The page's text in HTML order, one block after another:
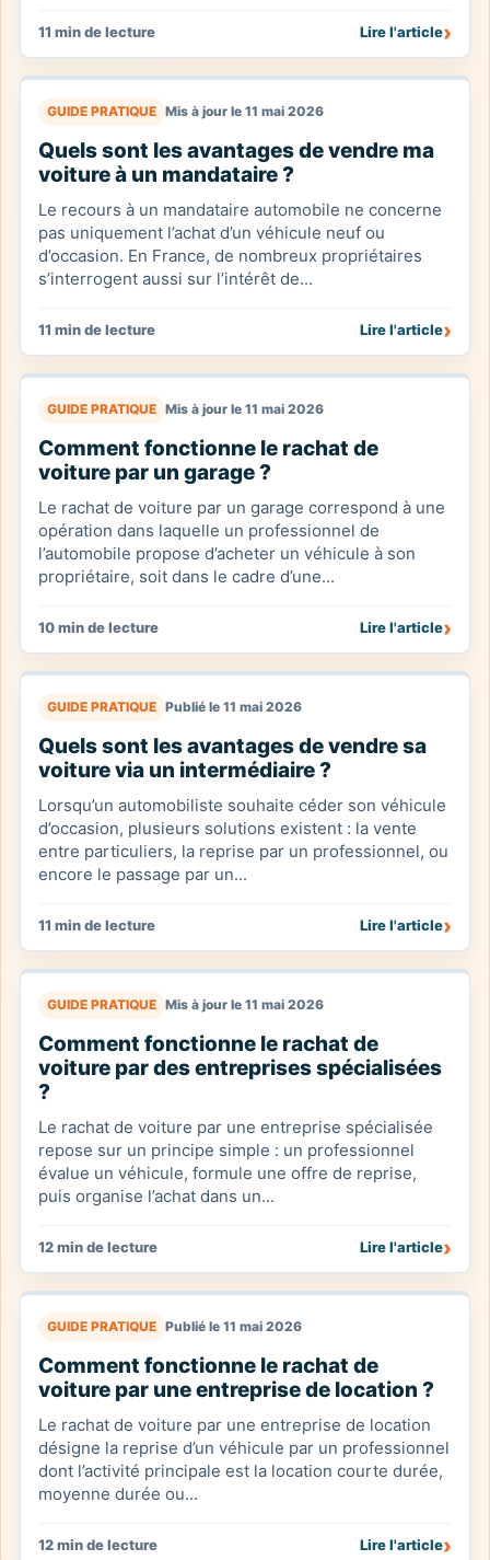
11 min de lecture Lire l'article›
GUIDE PRATIQUE Mis à jour le 11 mai 2026
Quels sont les avantages de vendre ma
voiture à un mandataire ?
Le recours à un mandataire automobile ne concerne
pas uniquement l’achat d’un véhicule neuf ou
d’occasion. En France, de nombreux propriétaires
s’interrogent aussi sur l’intérêt de...
11 min de lecture Lire l'article›
GUIDE PRATIQUE Mis à jour le 11 mai 2026
Comment fonctionne le rachat de
voiture par un garage ?
Le rachat de voiture par un garage correspond à une
opération dans laquelle un professionnel de
l’automobile propose d’acheter un véhicule à son
propriétaire, soit dans le cadre d’une...
10 min de lecture Lire l'article›
GUIDE PRATIQUE Publié le 11 mai 2026
Quels sont les avantages de vendre sa
voiture via un intermédiaire ?
Lorsqu’un automobiliste souhaite céder son véhicule
d’occasion, plusieurs solutions existent : la vente
entre particuliers, la reprise par un professionnel, ou
encore le passage par un...
11 min de lecture Lire l'article›
GUIDE PRATIQUE Mis à jour le 11 mai 2026
Comment fonctionne le rachat de
voiture par des entreprises spécialisées
?
Le rachat de voiture par une entreprise spécialisée
repose sur un principe simple : un professionnel
évalue un véhicule, formule une offre de reprise,
puis organise l’achat dans un...
12 min de lecture Lire l'article›
GUIDE PRATIQUE Publié le 11 mai 2026
Comment fonctionne le rachat de
voiture par une entreprise de location ?
Le rachat de voiture par une entreprise de location
désigne la reprise d’un véhicule par un professionnel
dont l’activité principale est la location courte durée,
moyenne durée ou...
12 min de lecture Lire l'article›